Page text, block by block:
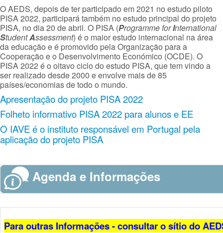
O AEDS, depois de ter participado em 2021 no estudo piloto
PISA 2022, participará também no estudo principal do projeto
PISA, no dia 20 de abril. O PISA (Programme forInternational
StudentAssessment) é o maior estudo internacional na área
da educação e é promovido pela Organização para a
Cooperação e o Desenvolvimento Económico (OCDE). O
PISA 2022 é o oitavo ciclo do estudo PISA, que tem vindo a
ser realizado desde 2000 e envolve mais de 85
países/economias de todo o mundo.
Apresentação do projeto PISA 2022
Folheto informativo PISA 2022 para alunos e EE
O IAVE é o instituto responsável em Portugal pela
aplicação do projeto PISA
Agenda e Informações
Para outras Informações - consultar o sítio do